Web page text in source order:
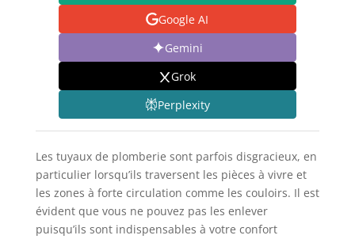
Google AI
Gemini
Grok
Perplexity
Les tuyaux de plomberie sont parfois disgracieux, en
particulier lorsqu’ils traversent les pièces à vivre et
les zones à forte circulation comme les couloirs. Il est
évident que vous ne pouvez pas les enlever
puisqu’ils sont indispensables à votre confort